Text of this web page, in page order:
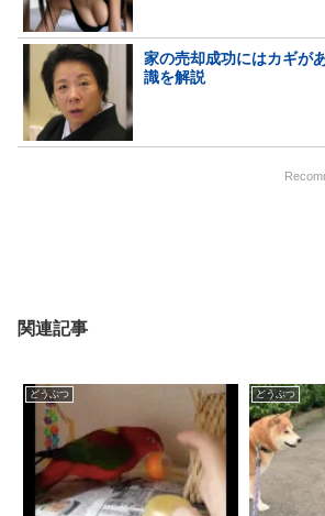
家の売却成功にはカギが
識を解説
関連記事
どうぶつ どうぶつ